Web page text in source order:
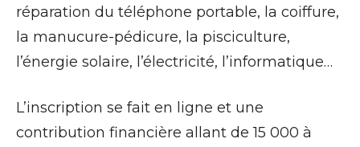
réparation du téléphone portable, la coiffure,
la manucure-pédicure, la pisciculture,
l’énergie solaire, l’électricité, l’informatique…
L’inscription se fait en ligne et une
contribution financière allant de 15 000 à